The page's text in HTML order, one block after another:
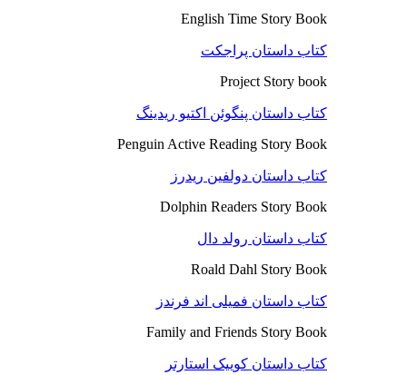
English Time Story Book
کتاب داستان پراجکت
Project Story book
کتاب داستان پنگوئن اکتیو ریدینگ
Penguin Active Reading Story Book
کتاب داستان دولفین ریدرز
Dolphin Readers Story Book
کتاب داستان رولد دال
Roald Dahl Story Book
کتاب داستان فمیلی اند فرندز
Family and Friends Story Book
کتاب داستان کوییک استارتر